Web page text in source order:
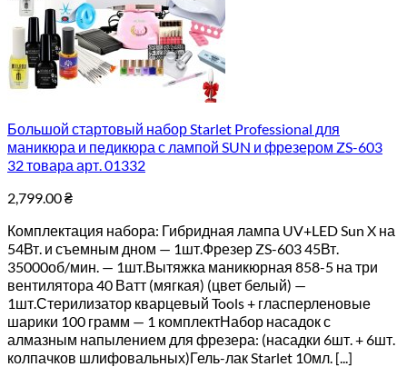
Большой стартовый набор Starlet Professional для
маникюра и педикюра с лампой SUN и фрезером ZS-603
32 товара арт. 01332
2,799.00₴
Комплектация набора: Гибридная лампа UV+LED Sun X на
54Вт. и съемным дном — 1шт.Фрезер ZS-603 45Вт.
35000об/мин. — 1шт.Вытяжка маникюрная 858-5 на три
вентилятора 40 Ватт (мягкая) (цвет белый) —
1шт.Стерилизатор кварцевый Tools + гласперленовые
шарики 100 грамм — 1 комплектНабор насадок с
алмазным напылением для фрезера: (насадки 6шт. + 6шт.
колпачков шлифовальных)Гель-лак Starlet 10мл. [...]